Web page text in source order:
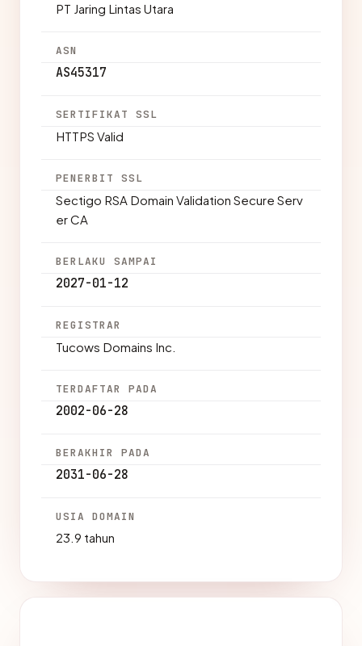
PT Jaring Lintas Utara
ASN
AS45317
SERTIFIKAT SSL
HTTPS Valid
PENERBIT SSL
Sectigo RSA Domain Validation Secure Serv
er CA
BERLAKU SAMPAI
2027-01-12
REGISTRAR
Tucows Domains Inc.
TERDAFTAR PADA
2002-06-28
BERAKHIR PADA
2031-06-28
USIA DOMAIN
23.9 tahun